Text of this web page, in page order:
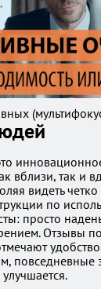
вблизи, так и
видеть
по
просто
Отзывы
повседневные